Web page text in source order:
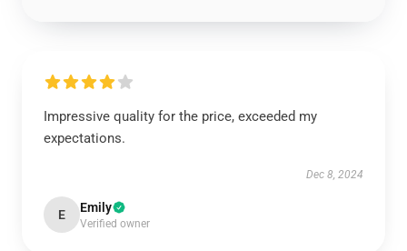
Impressive quality for the price, exceeded my
expectations.
Dec 8, 2024
E Emily
Verified owner